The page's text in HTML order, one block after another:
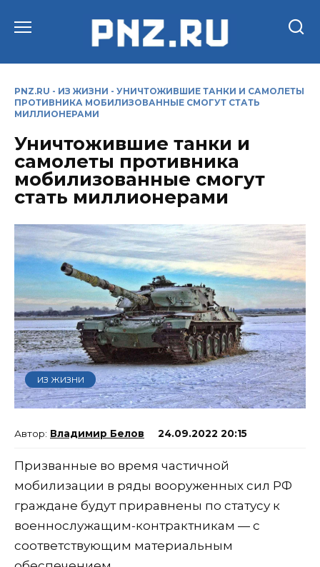
PNZ.RU - ИЗ ЖИЗНИ - УНИЧТОЖИВШИЕ ТАНКИ И САМОЛЕТЫ
ПРОТИВНИКА МОБИЛИЗОВАННЫЕ СМОГУТ СТАТЬ
МИЛЛИОНЕРАМИ
Уничтожившие танки и
самолеты противника
мобилизованные смогут
стать миллионерами
ИЗ ЖИЗНИ
Владимир Белов 24.09.2022 20:15
Призванные во время частичной
мобилизации в ряды вооруженных сил РФ
граждане будут приравнены по статусу к
военнослужащим-контрактникам — с
соответствующим материальным